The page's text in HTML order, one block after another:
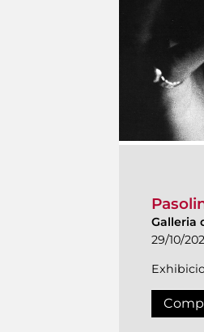
Galleria
29/10/